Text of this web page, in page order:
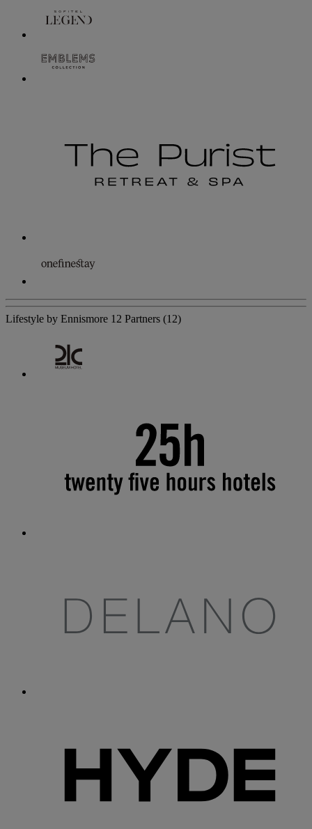
Lifestyle by Ennismore 12 Partners (12)